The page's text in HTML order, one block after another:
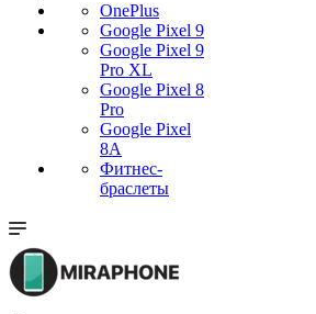
OnePlus
Google Pixel 9
Google Pixel 9
Pro XL
Google Pixel 8
Pro
Google Pixel
8A
Фитнес-
браслеты